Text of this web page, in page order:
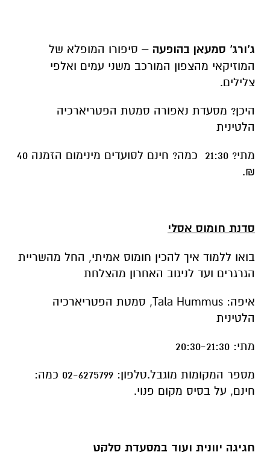
ג'ורג' סמעאן בהופעה – סיפורו המופלא של
המוזיקאי מהצפון המורכב משני עמים ואלפי
צלילים.
היכן? מסעדת נאפורה סמטת הפטריארכיה
הלטינית
מתי? 21:30 כמה? חינם לסועדים מינימום הזמנה 40
₪.
סדנת חומוס אסלי
בואו ללמוד איך להכין חומוס אמיתי, החל מהשריית
הגרגרים ועד לניגוב האחרון מהצלחת
איפה: Tala Hummus, סמטת הפטריארכיה
הלטינית
מתי: 20:30-21:30
מספר המקומות מוגבל.טלפון: 02-6275799 כמה:
חינם, על בסיס מקום פנוי.
חגיגה יוונית ועוד במסעדת סלקט